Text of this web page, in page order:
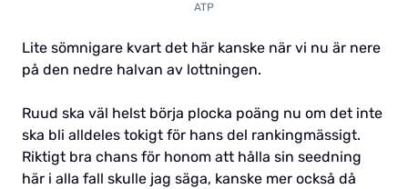
ATP
Lite sömnigare kvart det här kanske när vi nu är nere
på den nedre halvan av lottningen.
Ruud ska väl helst börja plocka poäng nu om det inte
ska bli alldeles tokigt för hans del rankingmässigt.
Riktigt bra chans för honom att hålla sin seedning
här i alla fall skulle jag säga, kanske mer också då